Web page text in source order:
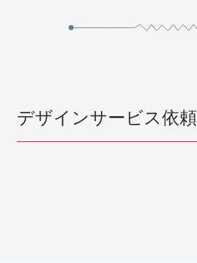
デザインサービス依頼